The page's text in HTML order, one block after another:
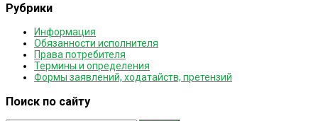
Рубрики
Информация
Обязанности исполнителя
Права потребителя
Термины и определения
Формы заявлений, ходатайств, претензий
Поиск по сайту